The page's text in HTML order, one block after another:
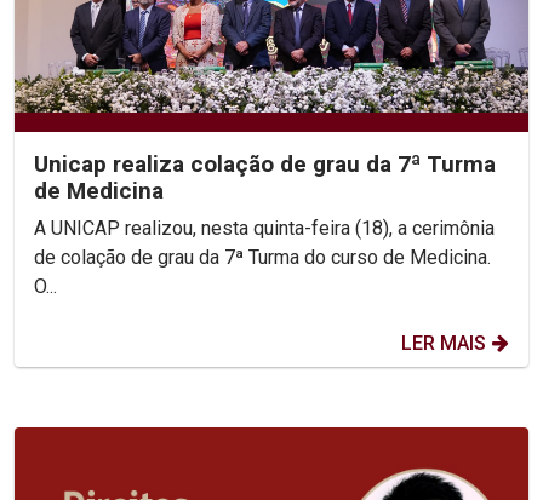
Unicap realiza colação de grau da 7ª Turma
de Medicina
A UNICAP realizou, nesta quinta-feira (18), a cerimônia
de colação de grau da 7ª Turma do curso de Medicina.
O...
LER MAIS